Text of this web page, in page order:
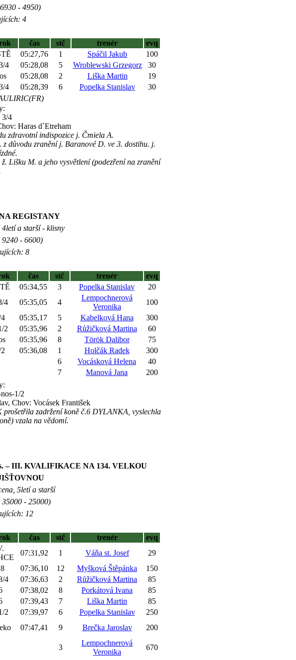
- 4950)
4
čas stč trenér
evq
05:27,76 1 Spáčil Jakub
100
4 05:28,08 5 Wroblewski Grzegorz
30
05:28,08 2 Liška Martin
19
4 05:28,39 6 Popelka Stanislav
30
3/4
Haras d`Etreham
zdravotní indispozice j. Čmiela A.
důvodu zranění j. Baranové D. ve 3. dostihu. j.
Lišku M. a jeho vysvětlení (podezření na zranění
REGISTANY
4letí a starší - klisny
- 6600)
8
čas stč trenér
evq
05:34,55 3 Popelka Stanislav
20
4 05:35,05 4
Lempochnerová
Veronika
100
05:35,17 5 Kabelková Hana
300
2 05:35,96 2 Růžičková Martina
60
05:35,96 8 Török Dalibor
75
05:36,08 1 Holčák Radek
300
6 Vocásková Helena
40
7 Manová Jana
200
1/2
Chov: Vocásek František
zadržení koně č.6 DYLANKA, vyslechla
vzala na vědomí.
– III. KVALIFIKACE NA 134. VELKOU
5letí a starší
- 25000)
12
čas stč trenér
evq
07:31,92 1 Váňa st. Josef
29
07:36,10 12 Myšková Štěpánka
150
4 07:36,63 2 Růžičková Martina
85
07:38,02 8 Porkátová Ivana
85
07:39,43 7 Liška Martin
85
2 07:39,97 6 Popelka Stanislav
250
07:47,41 9 Brečka Jaroslav 200
3
Lempochnerová
Veronika
670